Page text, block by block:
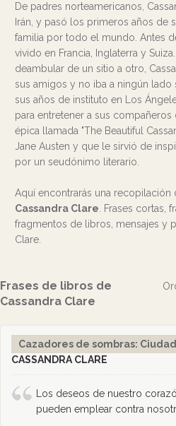
De padres norteamericanos,
Irán, y pasó los primeros años de
familia por todo el mundo. Antes
vivido en Francia, Inglaterra y
deambular de un sitio a otro,
sus amigos y no iba a ningún
sus años de instituto en Los
para entretener a sus
épica llamada "The Beautiful
Jane Austen y que le sirvió de
por un seudónimo literario.
Aquí encontrarás una recopilación
Cassandra Clare . Frases cortas,
fragmentos de libros, mensajes y
Clare.
Frases de libros de
Cassandra Clare
Cazadores de sombras:
CASSANDRA CLARE
Los deseos de nuestro
pueden emplear contra